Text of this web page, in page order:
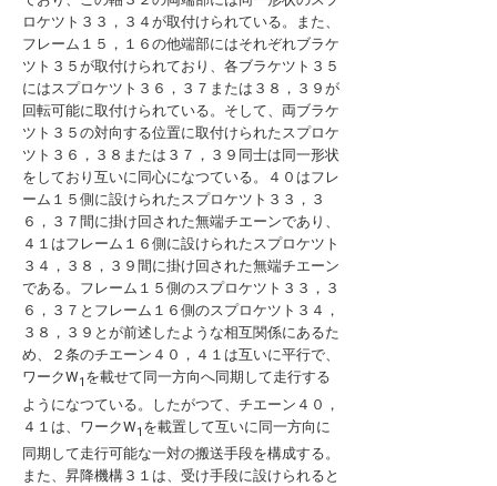
ロケツト３３，３４が取付けられている。また、
フレーム１５，１６の他端部にはそれぞれブラケ
ツト３５が取付けられており、各ブラケツト３５
にはスプロケツト３６，３７または３８，３９が
回転可能に取付けられている。そして、両ブラケ
ツト３５の対向する位置に取付けられたスプロケ
ツト３６，３８または３７，３９同士は同一形状
をしており互いに同心になつている。４０はフレ
ーム１５側に設けられたスプロケツト３３，３
６，３７間に掛け回された無端チエーンであり、
４１はフレーム１６側に設けられたスプロケツト
３４，３８，３９間に掛け回された無端チエーン
である。フレーム１５側のスプロケツト３３，３
６，３７とフレーム１６側のスプロケツト３４，
３８，３９とが前述したような相互関係にあるた
め、２条のチエーン４０，４１は互いに平行で、
ワークW1 を載せて同一方向へ同期して走行する
ようになつている。したがつて、チエーン４０，
４１は、ワークW1 を載置して互いに同一方向に
同期して走行可能な一対の搬送手段を構成する。
また、昇降機構３１は、受け手段に設けられると